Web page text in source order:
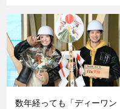
数年経っても「ディーワン